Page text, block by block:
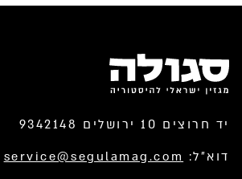
יד חרוצים 10 ירושלים 9342148
דוא”ל: service@segulamag.com